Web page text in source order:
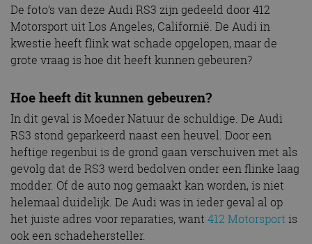
De foto’s van deze Audi RS3 zijn gedeeld door 412
Motorsport uit Los Angeles, Californië. De Audi in
kwestie heeft flink wat schade opgelopen, maar de
grote vraag is hoe dit heeft kunnen gebeuren?
Hoe heeft dit kunnen gebeuren?
In dit geval is Moeder Natuur de schuldige. De Audi
RS3 stond geparkeerd naast een heuvel. Door een
heftige regenbui is de grond gaan verschuiven met als
gevolg dat de RS3 werd bedolven onder een flinke laag
modder. Of de auto nog gemaakt kan worden, is niet
helemaal duidelijk. De Audi was in ieder geval al op
het juiste adres voor reparaties, want 412 Motorsport is
ook een schadehersteller.